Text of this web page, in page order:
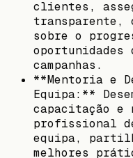
clientes,
transparente,
sobre o
oportunidades
campanhas.
**Mentoria e
Equipa:**
capacitação e
profissional
equipa,
melhores